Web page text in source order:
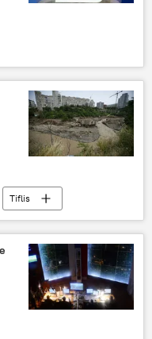
de España
Tiflis